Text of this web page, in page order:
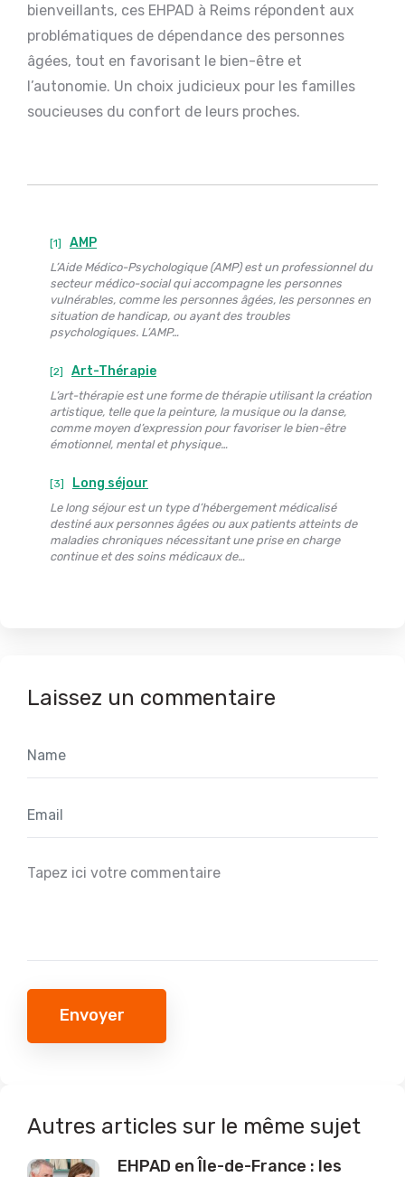
bienveillants, ces EHPAD à Reims répondent aux
problématiques de dépendance des personnes
âgées, tout en favorisant le bien-être et
l’autonomie. Un choix judicieux pour les familles
soucieuses du confort de leurs proches.
[1] AMP
L’Aide Médico-Psychologique (AMP) est un professionnel du
secteur médico-social qui accompagne les personnes
vulnérables, comme les personnes âgées, les personnes en
situation de handicap, ou ayant des troubles
psychologiques. L’AMP…
[2] Art-Thérapie
L’art-thérapie est une forme de thérapie utilisant la création
artistique, telle que la peinture, la musique ou la danse,
comme moyen d’expression pour favoriser le bien-être
émotionnel, mental et physique…
[3] Long séjour
Le long séjour est un type d’hébergement médicalisé
destiné aux personnes âgées ou aux patients atteints de
maladies chroniques nécessitant une prise en charge
continue et des soins médicaux de…
Laissez un commentaire
Envoyer
Autres articles sur le même sujet
EHPAD en Île-de-France : les